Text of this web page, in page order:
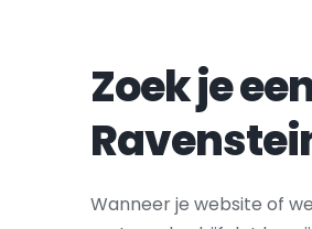
Wanneer je website of